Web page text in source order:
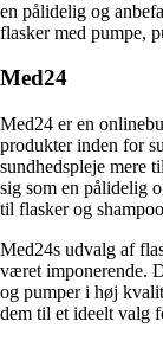
en pålidelig og
flasker med pumpe,
Med24
Med24 er en
produkter inden for
sundhedspleje mere
sig som en pålidelig
til flasker og
Med24s udvalg af
været imponerende.
og pumper i høj
dem til et ideelt valg